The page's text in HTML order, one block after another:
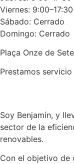
Viernes:
Sábado: Cerrado
Domingo: Cerrado
Plaça Onze de
Prestamos servicio
Soy Benjamín, y
sector de la
renovables.
Con el objetivo de